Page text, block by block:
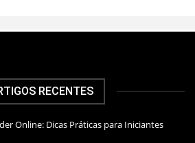
RECENTES
Online: Dicas Práticas para Iniciantes